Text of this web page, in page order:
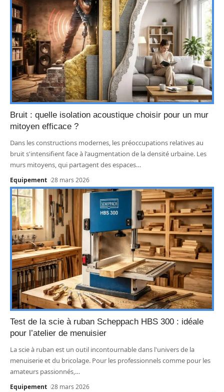
Bruit : quelle isolation acoustique choisir pour un mur
mitoyen efficace ?
Dans les constructions modernes, les préoccupations relatives au
bruit s'intensifient face à l'augmentation de la densité urbaine. Les
murs mitoyens, qui partagent des espaces…
Equipement 28 mars 2026
Test de la scie à ruban Scheppach HBS 300 : idéale
pour l’atelier de menuisier
La scie à ruban est un outil incontournable dans l'univers de la
menuiserie et du bricolage. Pour les professionnels comme pour les
amateurs passionnés,…
Equipement 28 mars 2026